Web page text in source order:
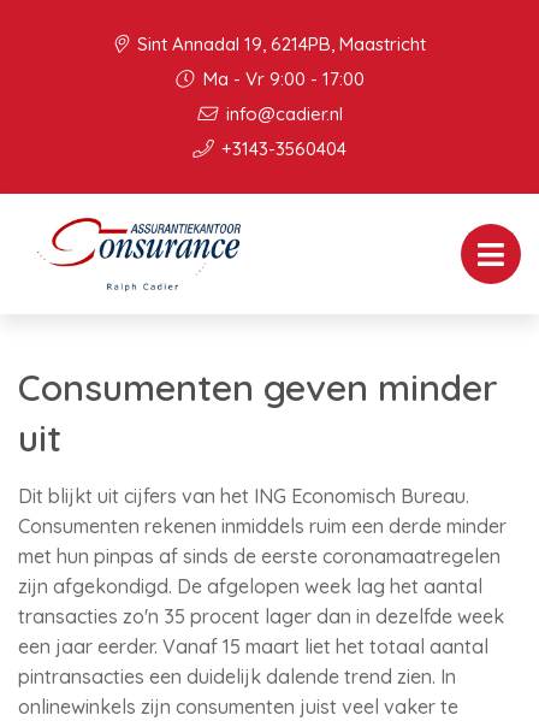
Sint Annadal 19, 6214PB, Maastricht
Ma - Vr 9:00 - 17:00
info@cadier.nl
+3143-3560404
Consumenten geven minder
uit
Dit blijkt uit cijfers van het ING Economisch Bureau.
Consumenten rekenen inmiddels ruim een derde minder
met hun pinpas af sinds de eerste coronamaatregelen
zijn afgekondigd. De afgelopen week lag het aantal
transacties zo'n 35 procent lager dan in dezelfde week
een jaar eerder. Vanaf 15 maart liet het totaal aantal
pintransacties een duidelijk dalende trend zien. In
onlinewinkels zijn consumenten juist veel vaker te